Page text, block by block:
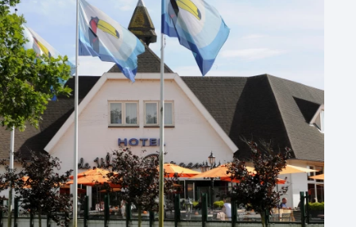
100 - 250 personen
250 - 500 personen
500+ personen
Bijzondere locaties
Buitenlocatie
Duurzame locatie
Groene locatie
Heisessie
Hotel